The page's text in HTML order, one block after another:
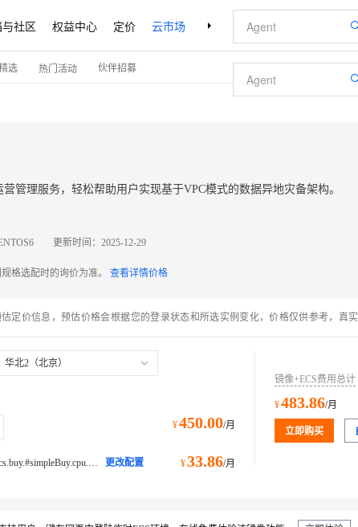
社区 权益中心 定价 云市场 合作伙伴 支持与服务 了
选 热门活动 伙伴招募
管理服务，轻松帮助用户实现基于VPC模式的数据异地灾备架构。
更新时间： 2025-12-29
格选配时的询价为准。 查看详情价格
定价信息，预估价格会根据您的登录状态和所选实例变化，价格仅供参考，真实
华北2（北京）
¥450.00/月
ecs.e-c1m1.large@ecs.buy.#simpleBuy.cpu.memory经济型 e 更改配置 ¥33.86/月
镜像+ECS费用总计
¥483.86/月
立即购买